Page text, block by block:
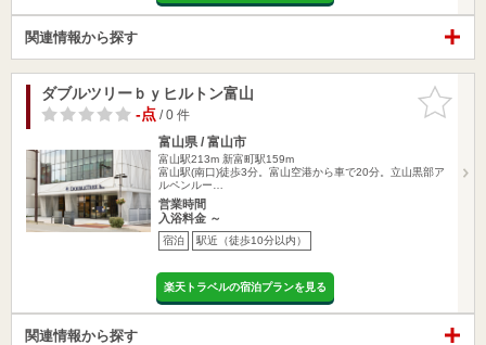
関連情報から探す
お気に入
りに追加
ダブルツリーｂｙヒルトン富山
-点/ 0 件
富山県 / 富山市
富山駅213m 新富町駅159m
富山駅(南口)徒歩3分。富山空港から車で20分。立山黒部ア
ルペンルー…
営業時間
入浴料金 ～
宿泊 駅近（徒歩10分以内）
楽天トラベルの宿泊プランを見る
関連情報から探す